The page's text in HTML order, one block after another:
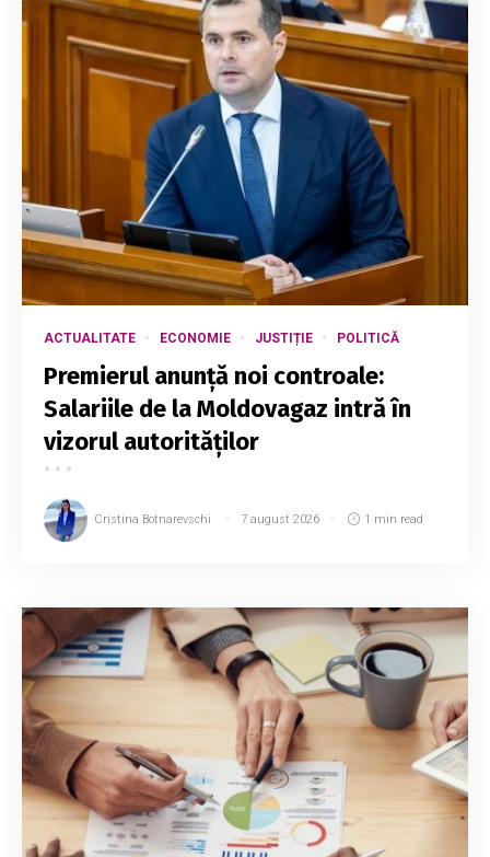
ACTUALITATE ECONOMIE JUSTIȚIE POLITICĂ
Premierul anunță noi controale:
Salariile de la Moldovagaz intră în
vizorul autorităților
Cristina Botnarevschi 7 august 2026 1 min read